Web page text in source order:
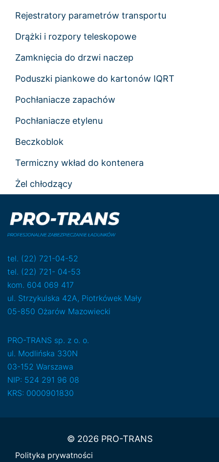
Rejestratory parametrów transportu
Drążki i rozpory teleskopowe
Zamknięcia do drzwi naczep
Poduszki piankowe do kartonów IQRT
Pochłaniacze zapachów
Pochłaniacze etylenu
Beczkoblok
Termiczny wkład do kontenera
Żel chłodzący
tel. (22) 721-04-52
tel. (22) 721- 04-53
kom. 604 069 417
ul. Strzykulska 42A, Piotrkówek Mały
05-850 Ożarów Mazowiecki
PRO-TRANS sp. z o. o.
ul. Modlińska 330N
03-152 Warszawa
NIP: 524 291 96 08
KRS: 0000901830
© 2026 PRO-TRANS
Polityka prywatności